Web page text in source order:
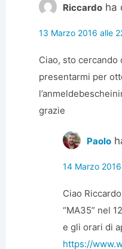
Riccardo ha
13 Marzo 2016 alle
Ciao, sto
presentarmi per
grazie
Paolo
14 Marzo
Ciao
“MA35” nel
e gli orari di
https://